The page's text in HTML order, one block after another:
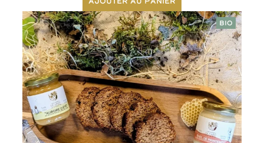
Ajouter au panier
BIO